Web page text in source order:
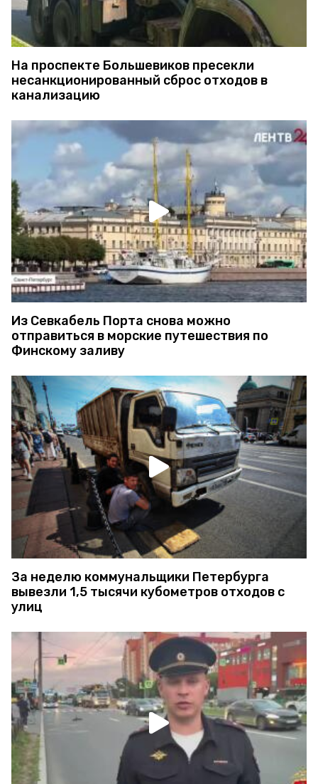
На проспекте Большевиков пресекли
несанкционированный сброс отходов в
канализацию
Из Севкабель Порта снова можно
отправиться в морские путешествия по
Финскому заливу
За неделю коммунальщики Петербурга
вывезли 1,5 тысячи кубометров отходов с
улиц